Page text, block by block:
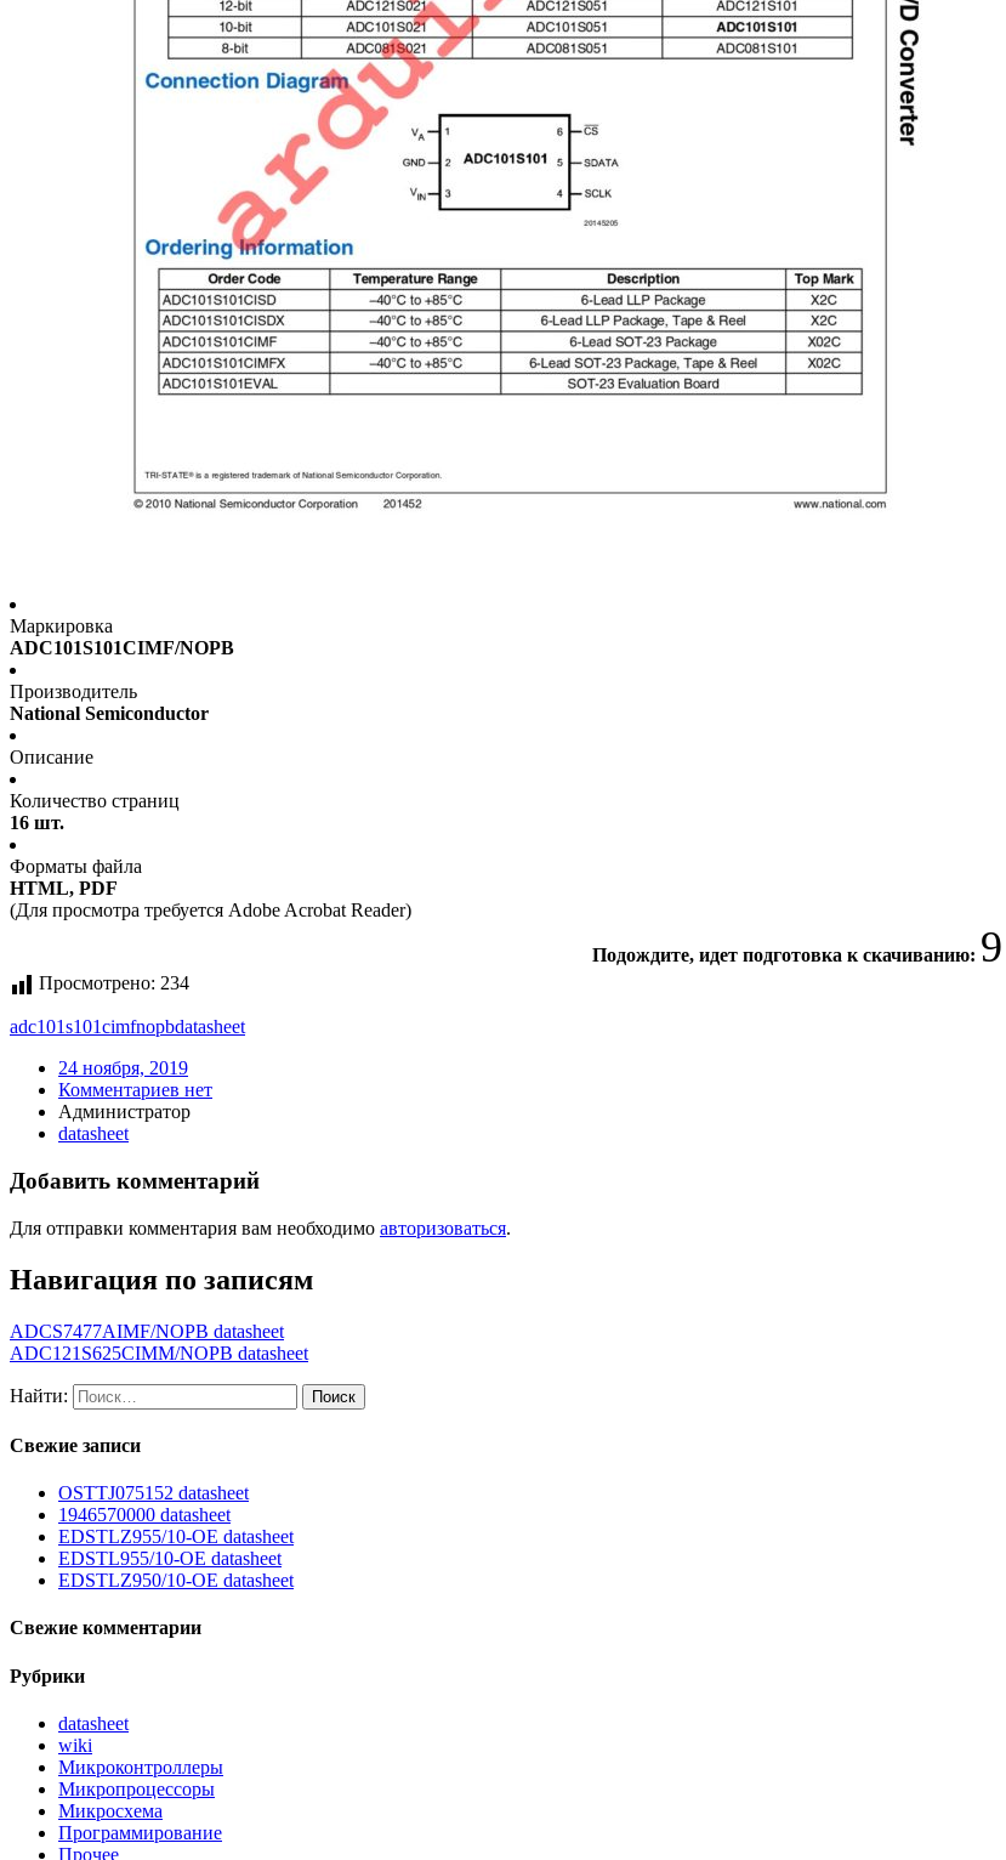
Маркировка
ADC101S101CIMF/NOPB
Производитель
National Semiconductor
Описание
Количество страниц
16 шт.
Форматы файла
HTML, PDF
(Для просмотра требуется Adobe Acrobat Reader)
Подождите, идет подготовка к скачиванию: 9
Просмотрено: 234
adc101s101cimfnopbdatasheet
24 ноября, 2019
Комментариев нет
Администратор
datasheet
Добавить комментарий
Для отправки комментария вам необходимо авторизоваться.
Навигация по записям
ADCS7477AIMF/NOPB datasheet
ADC121S625CIMM/NOPB datasheet
Найти:
Свежие записи
OSTTJ075152 datasheet
1946570000 datasheet
EDSTLZ955/10-OE datasheet
EDSTL955/10-OE datasheet
EDSTLZ950/10-OE datasheet
Свежие комментарии
Рубрики
datasheet
wiki
Микроконтроллеры
Микропроцессоры
Микросхема
Программирование
Прочее